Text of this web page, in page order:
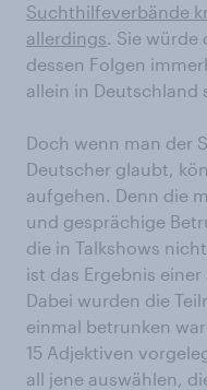
Suchthilfeverbände
allerdings. Sie würde
dessen Folgen
allein in Deutschland
Doch wenn man der
Deutscher glaubt,
aufgehen. Denn die
und gesprächige
die in Talkshows
ist das Ergebnis
Dabei wurden die
einmal betrunken
15 Adjektiven
all jene auswählen,